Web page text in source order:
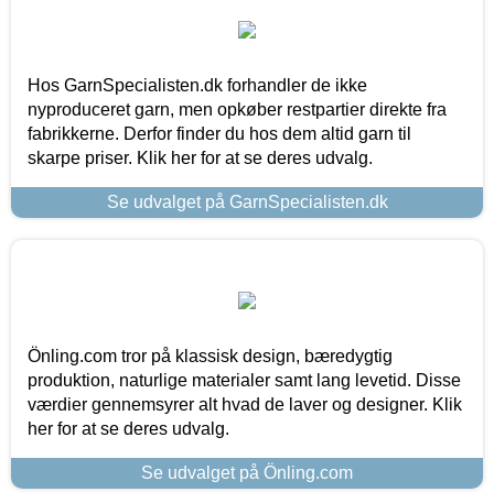
Hos GarnSpecialisten.dk forhandler de ikke
nyproduceret garn, men opkøber restpartier direkte fra
fabrikkerne. Derfor finder du hos dem altid garn til
skarpe priser. Klik her for at se deres udvalg.
Se udvalget på GarnSpecialisten.dk
Önling.com tror på klassisk design, bæredygtig
produktion, naturlige materialer samt lang levetid. Disse
værdier gennemsyrer alt hvad de laver og designer. Klik
her for at se deres udvalg.
Se udvalget på Önling.com